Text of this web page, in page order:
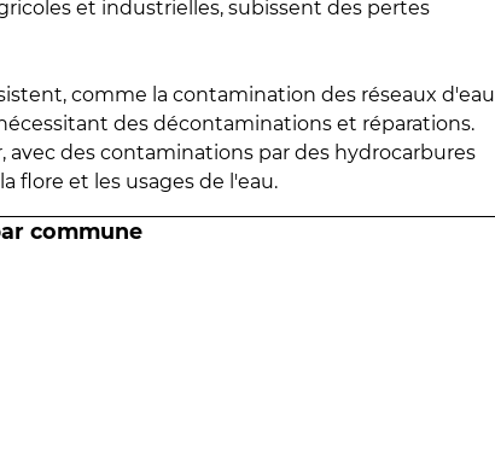
et industrielles, subissent des pertes
comme la contamination des réseaux d'eau
des décontaminations et réparations.
des contaminations par des hydrocarbures
flore et les usages de l'eau.
commune